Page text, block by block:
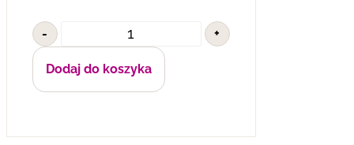
- +
Dodaj do koszyka